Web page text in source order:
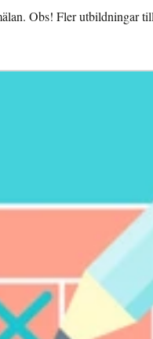
Obs! Fler utbildningar